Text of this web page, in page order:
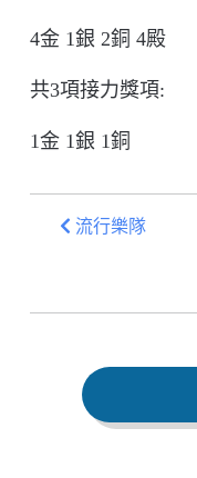
4金 1銀 2銅 4殿
共3項接力獎項:
1金 1銀 1銅
流行樂隊